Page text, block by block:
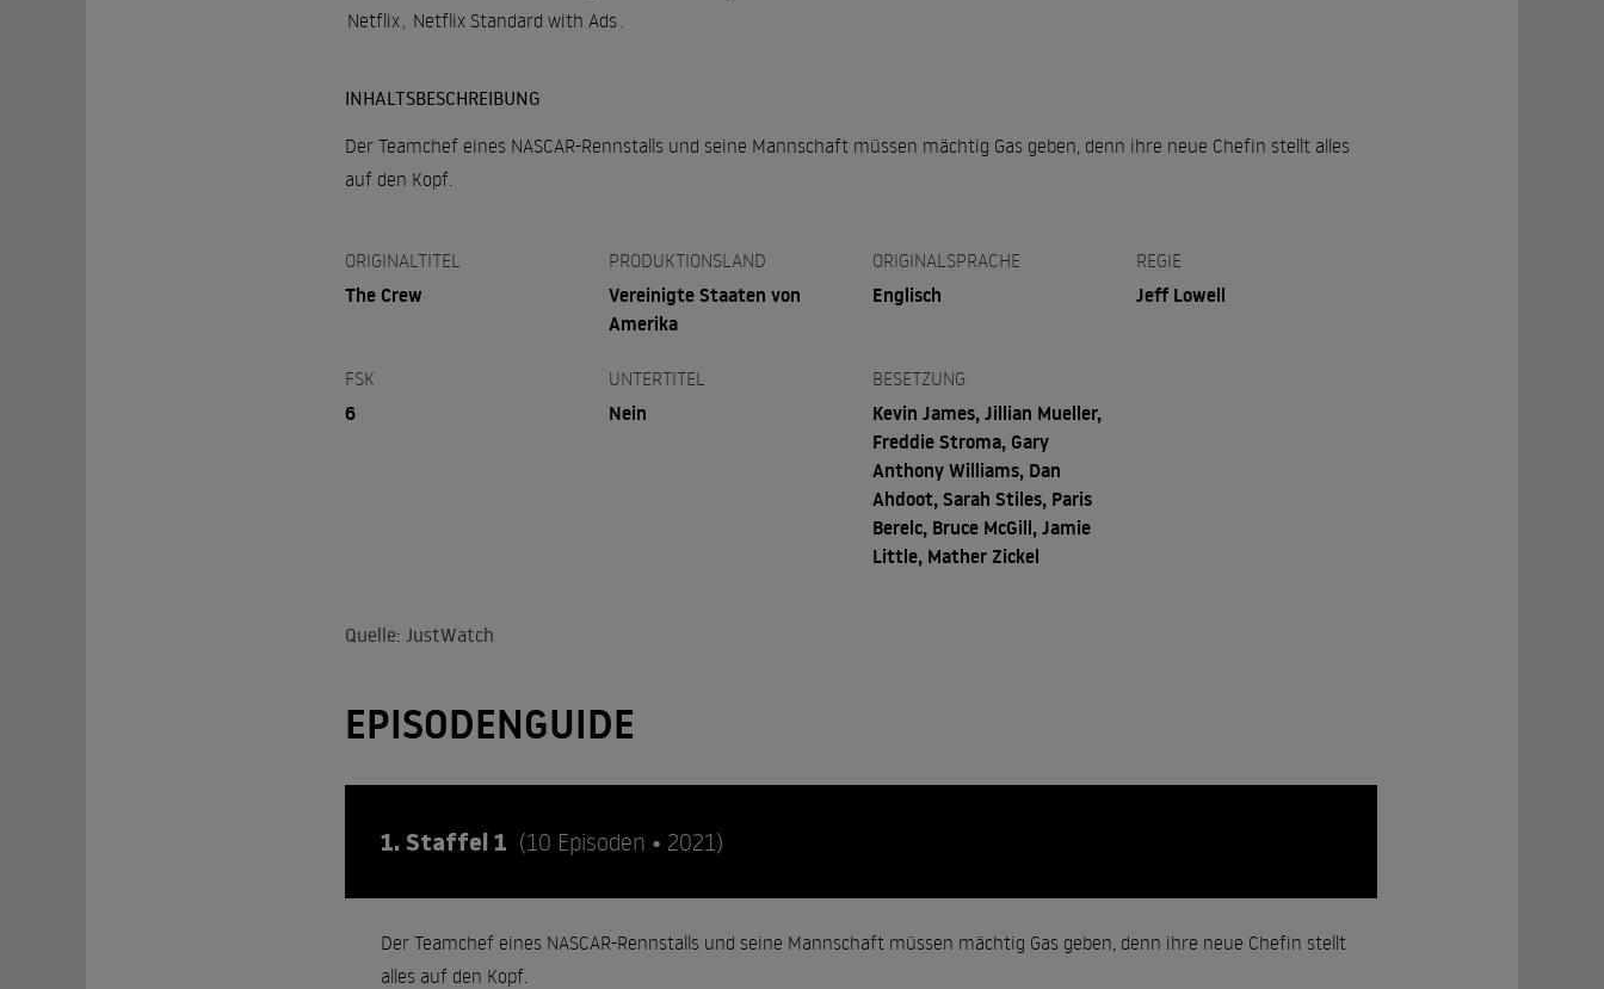
Netflix
Netflix Standard with Ads
INHALTSBESCHREIBUNG
Der Teamchef eines NASCAR-Rennstalls und seine Mannschaft müssen mächtig Gas geben, denn ihre neue Chefin stellt alles
auf den Kopf.
ORIGINALTITEL
The Crew
PRODUKTIONSLAND
Vereinigte Staaten von
Amerika
ORIGINALSPRACHE
Englisch
REGIE
Jeff Lowell
FSK
6
UNTERTITEL
Nein
BESETZUNG
Kevin James, Jillian Mueller,
Freddie Stroma, Gary
Anthony Williams, Dan
Ahdoot, Sarah Stiles, Paris
Berelc, Bruce McGill, Jamie
Little, Mather Zickel
Quelle: JustWatch
EPISODENGUIDE
1. Staffel 1 (10 Episoden • 2021)
Der Teamchef eines NASCAR-Rennstalls und seine Mannschaft müssen mächtig Gas geben, denn ihre neue Chefin stellt
alles auf den Kopf.